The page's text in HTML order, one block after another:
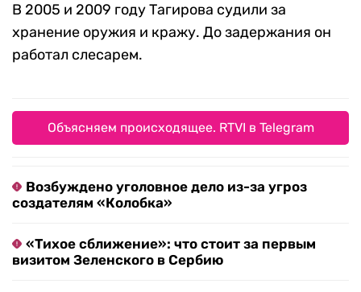
В 2005 и 2009 году Тагирова судили за
хранение оружия и кражу. До задержания он
работал слесарем.
Объясняем происходящее. RTVI в Telegram
Возбуждено уголовное дело из-за угроз
создателям «Колобка»
«Тихое сближение»: что стоит за первым
визитом Зеленского в Сербию